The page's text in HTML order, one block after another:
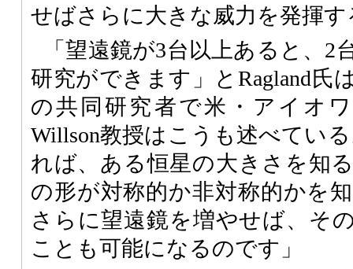
せばさらに大きな威力を発揮
「望遠鏡が3台以上あると、
研究ができます」とRagland氏
の共同研究者で米・アイオワ
Willson教授はこうも述べてい
れば、ある恒星の大きさを知
の形が対称的か非対称的かを
さらに望遠鏡を増やせば、そ
ことも可能になるのです」